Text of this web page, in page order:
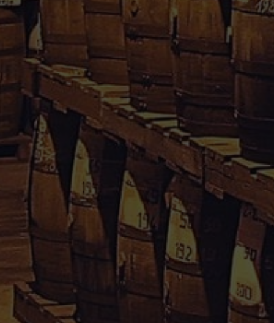
Rhum Caraïbes – Vente en ligne de rhum agricole de
Guadeloupe & Martinique.
Votre avis nous interesse, cliquez
içi
Informations
Conditions Générales de Vente
Mentions Légales
Paiement sécurisé
Politique de confidentialité